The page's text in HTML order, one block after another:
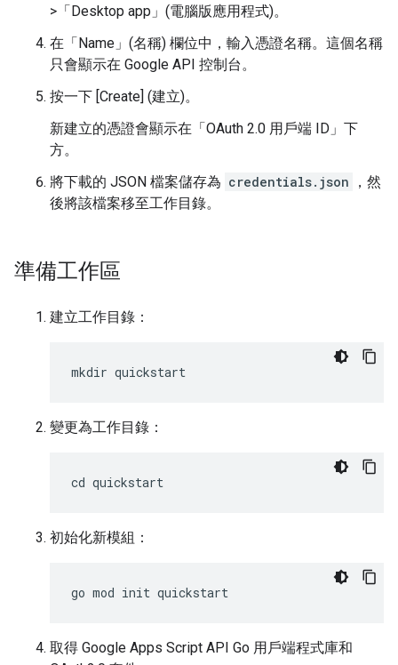
> 「Desktop app」(電腦版應用程式)。
在「Name」(名稱) 欄位中，輸入憑證名稱。這個名稱
只會顯示在 Google API 控制台。
按一下 [Create] (建立)。
新建立的憑證會顯示在「OAuth 2.0 用戶端 ID」下
方。
將下載的 JSON 檔案儲存為 credentials.json
，然
後將該檔案移至工作目錄。
準備工作區
建立工作目錄：
變更為工作目錄：
初始化新模組：
取得 Google Apps Script API Go 用戶端程式庫和